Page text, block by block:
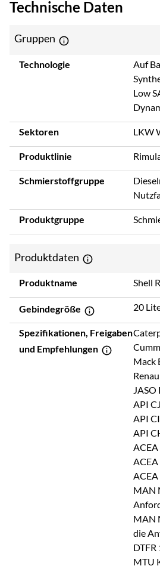
Technische Daten
Gruppen
Technologie
Auf
Low
Sektoren LKW
Produktlinie
Schmierstoffgruppe
Produktgruppe
Produktdaten
Produktname Shell
Gebindegröße 20
Spezifikationen, Freigaben
und Empfehlungen
Mack
API
API
API
ACEA
ACEA
ACEA
MAN
MAN
die
DTFR
MTU